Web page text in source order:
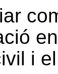
i el